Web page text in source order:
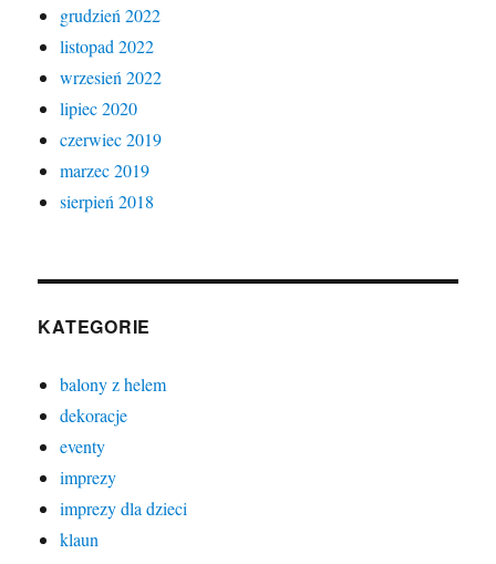
grudzień 2022
listopad 2022
wrzesień 2022
lipiec 2020
czerwiec 2019
marzec 2019
sierpień 2018
KATEGORIE
balony z helem
dekoracje
eventy
imprezy
imprezy dla dzieci
klaun